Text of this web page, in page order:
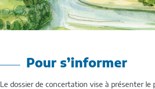
Pour s’informer
Le dossier de concertation vise à présenter